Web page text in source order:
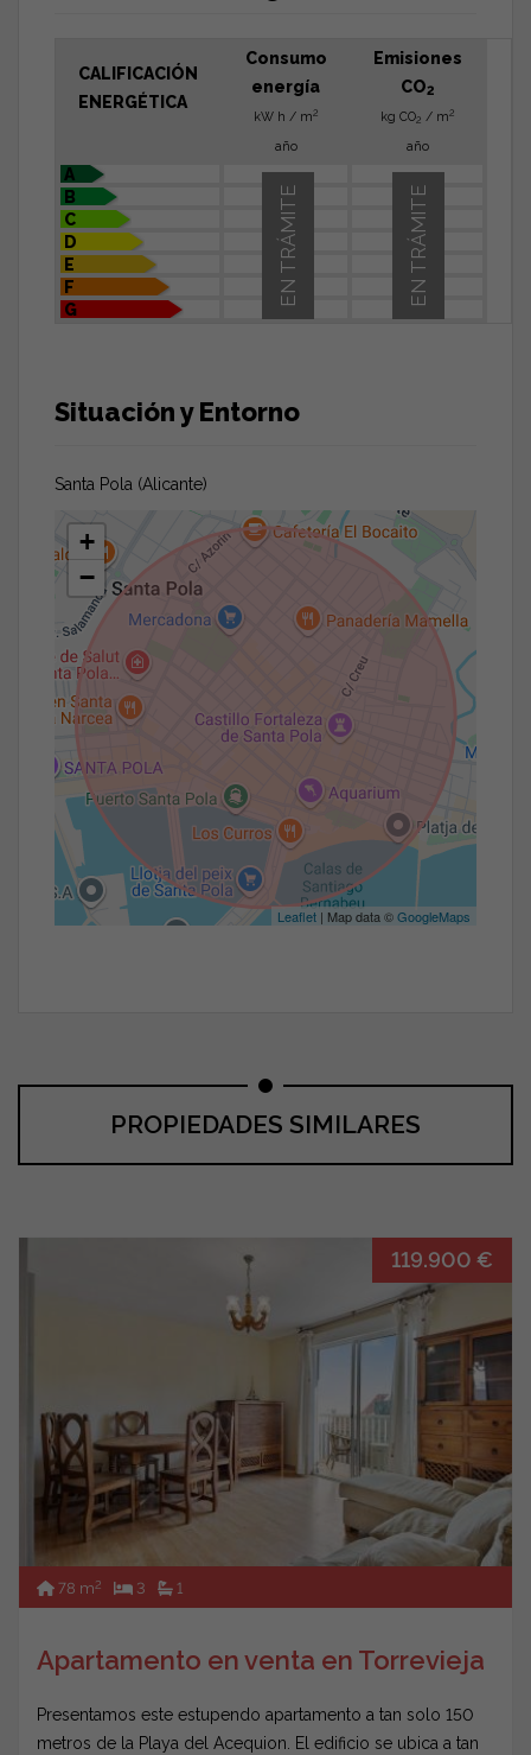
CALIFICACIÓN
ENERGÉTICA
Consumo
energía
kW h / m2
año
Emisiones
CO2
kg CO2 / m2
año
A
B
C
D
E
F
G
EN TRÁMITE
EN TRÁMITE
Situación y Entorno
Santa Pola (Alicante)
+
−
Leaflet | Map data ©GoogleMaps
PROPIEDADES SIMILARES
119.900 €
78 m2 3 1
Apartamento en venta en Torrevieja
Presentamos este estupendo apartamento a tan solo 150
metros de la Playa del Acequion. El edificio se ubica a tan